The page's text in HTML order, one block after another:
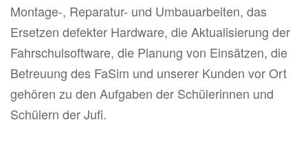
Montage-, Reparatur- und Umbauarbeiten, das
Ersetzen defekter Hardware, die Aktualisierung der
Fahrschulsoftware, die Planung von Einsätzen, die
Betreuung des FaSim und unserer Kunden vor Ort
gehören zu den Aufgaben der Schülerinnen und
Schülern der Jufi.